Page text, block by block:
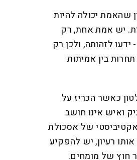
שהאמת יכולה להיות
יש אמת אחת, רק
לזהותה, ולכן רק
בין אמיתות
כאשר הכריז על
ואיש אינו חושב
של אסכולת
רעיון, יש להפקיע
חוץ של מומחים.